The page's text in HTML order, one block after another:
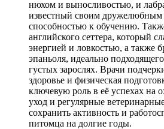
нюхом и выносливостью, и
известный своим дружелюбным
способностью к обучению.
английского сеттера, который
энергией и ловкостью, а также
эпаньоля, идеально
густых зарослях. Врачи
здоровье и физическая
ключевую роль в её успехах на
уход и регулярные
сохранить активность и
питомца на долгие годы.